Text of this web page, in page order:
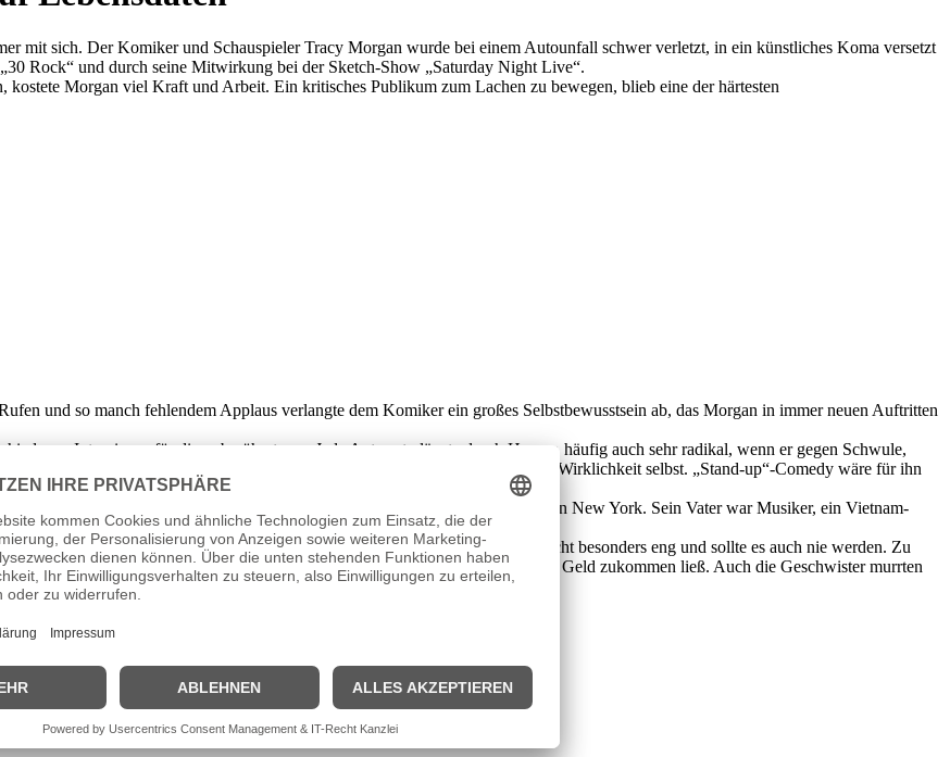
mit sich. Der Komiker und Schauspieler Tracy Morgan wurde bei einem Autounfall schwer verletzt, in ein künstliches Koma versetzt
Rock“ und durch seine Mitwirkung bei der Sketch-Show „Saturday Night Live“.
Morgan viel Kraft und Arbeit. Ein kritisches Publikum zum Lachen zu bewegen, blieb eine der härtesten
und so manch fehlendem Applaus verlangte dem Komiker ein großes Selbstbewusstsein ab, das Morgan in immer neuen Auftritten
Interviews, für die er berühmt war. Jede Antwort glänzte durch Humor, häufig auch sehr radikal, wenn er gegen Schwule,
das beängstigend wäre, meinte Morgan, sondern die Konfrontation mit der Wirklichkeit selbst. „Stand-up“-Comedy wäre für ihn
im Milieu der Gescheiterten aus. Geboren wurde er am
in New York. Sein Vater war Musiker, ein Vietnam-
und starb schließlich an Aids, als Morgan siebzehn Jahre alt war.
Tanten und Bekannten war das familiäre Verhältnis dennoch nicht besonders eng und sollte es auch nie werden. Zu
da war, sich aber später, als er berühmt wurde, aufregte, dass er ihr zu wenig Geld zukommen ließ. Auch die Geschwister murrten
war, auf „Familie“ machen zu müssen. Sein Privatleben hielt er